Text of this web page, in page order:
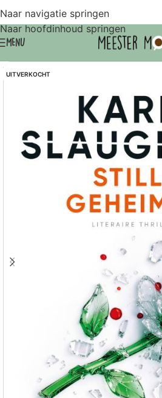
Naar navigatie springen
Naar hoofdinhoud springen
MENU
UITVERKOCHT